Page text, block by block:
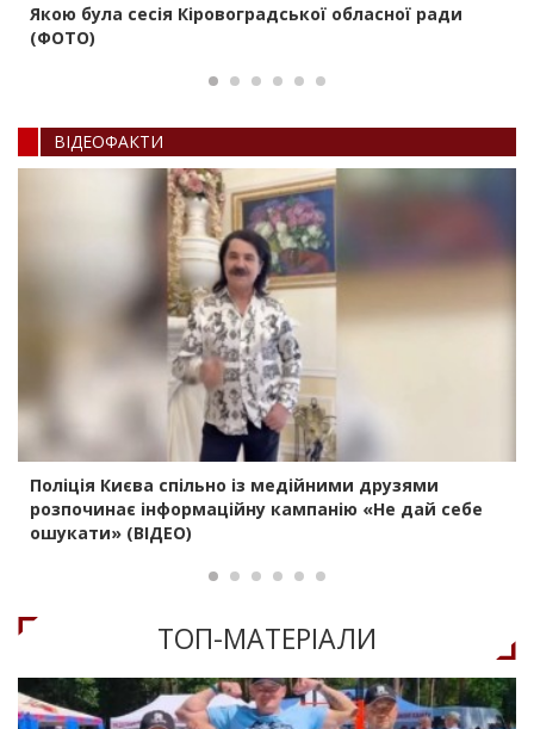
Якою була сесія Кіровоградської обласної ради
(ФОТО)
ВIДЕОФАКТИ
Поліція Києва спільно із медійними друзями
розпочинає інформаційну кампанію «Не дай себе
ошукати» (ВІДЕО)
ТОП-МАТЕРIАЛИ